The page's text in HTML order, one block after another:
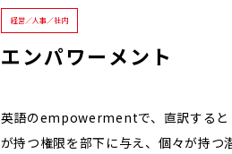
経営／人事／社内
エンパワーメント
英語のempowermentで、直訳すると
が持つ権限を部下に与え、個々が持